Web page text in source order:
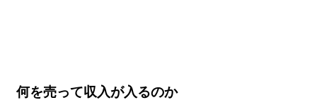
何を売って収入が入るのか